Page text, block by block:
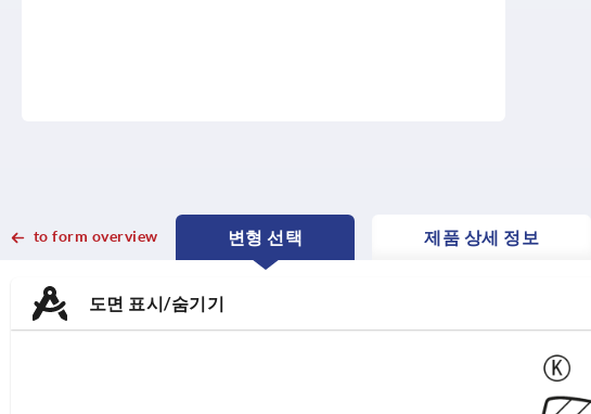
to form overview
변형 선택
CURRENT
CURRENT
제품 상세 정보
도면 표시/숨기기